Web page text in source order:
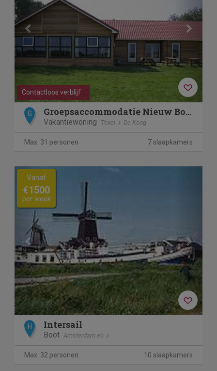
Contactloos verblijf
G Groepsaccommodatie Nieuw Bornrif
Vakantiewoning Texel De Koog
Max. 31 personen 7 slaapkamers
Previous
Vanaf
€1500
per week
H Intersail
Boot Amsterdam eo
Max. 32 personen 10 slaapkamers